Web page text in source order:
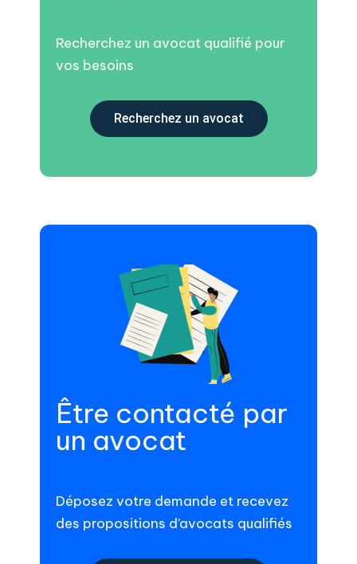
Recherchez un avocat qualifié pour
vos besoins
Recherchez un avocat
Être contacté par
un avocat
Déposez votre demande et recevez
des propositions d’avocats qualifiés